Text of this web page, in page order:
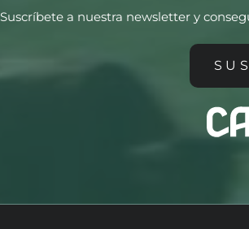
Suscríbete a nuestra newsletter y